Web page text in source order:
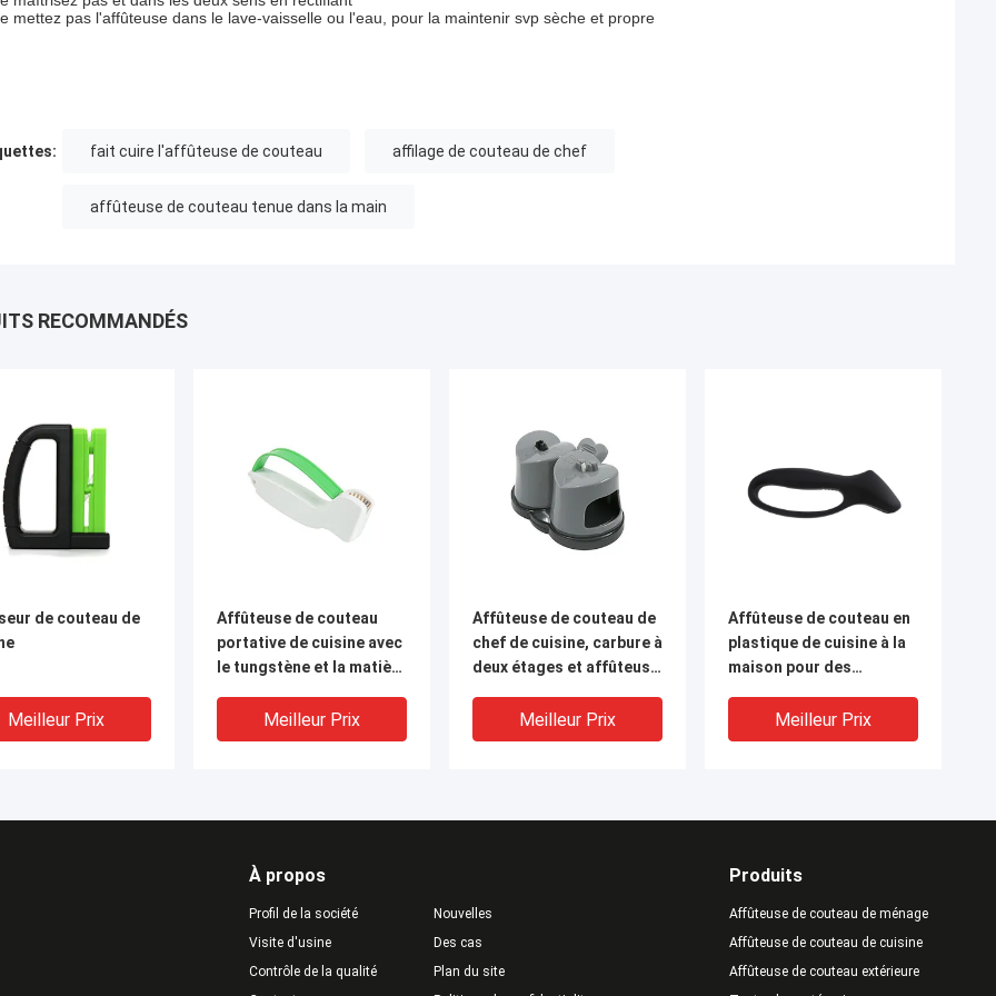
mettez pas l'affûteuse dans le lave-vaisselle ou l'eau, pour la maintenir svp sèche et propre
fait cuire l'affûteuse de couteau affilage de couteau de chef
affûteuse de couteau tenue dans la main
RECOMMANDÉS
de couteau de
Meilleur Prix
Affûteuse de couteau
portative de cuisine avec
le tungstène et la matière
Meilleur Prix
Affûteuse de couteau de
chef de cuisine, carbure à
deux étages et affûteuse
Meilleur Prix
Affûteuse de couteau en
plastique de cuisine à la
maison pour des
cadeau de promotion
Meilleur Prix
À propos
Profil de la société
Visite d'usine
Contrôle de la qualité
Nouvelles
Des cas
Plan du site
Produits
Affûteuse de couteau de ménage
Affûteuse de couteau de cuisine
Affûteuse de couteau extérieure